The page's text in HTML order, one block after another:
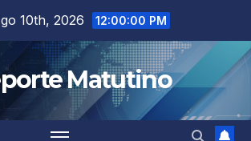
10th, 2026 12:00:01 PM
Matutino